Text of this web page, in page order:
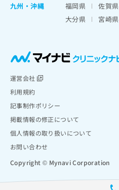
九州・沖縄
福岡県 佐賀県
大分県
宮崎県
運営会社
利用規約
記事制作ポリシー
掲載情報の修正について
個人情報の取り扱いについて
お問い合わせ
Copyright © Mynavi Corporation